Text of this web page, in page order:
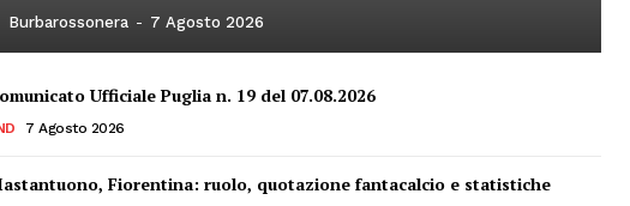
Burbarossonera - 7 Agosto 2026
Ufficiale Puglia n. 19 del 07.08.2026
7 Agosto 2026
Fiorentina: ruolo, quotazione fantacalcio e statistiche